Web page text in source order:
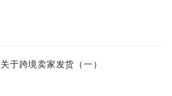
关于跨境卖家发货（一）